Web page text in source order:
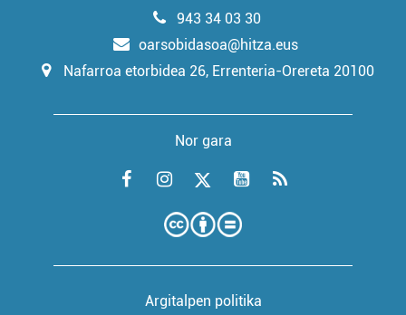
943 34 03 30
oarsobidasoa@hitza.eus
Nafarroa etorbidea 26, Errenteria-Orereta 20100
Nor gara
Argitalpen politika